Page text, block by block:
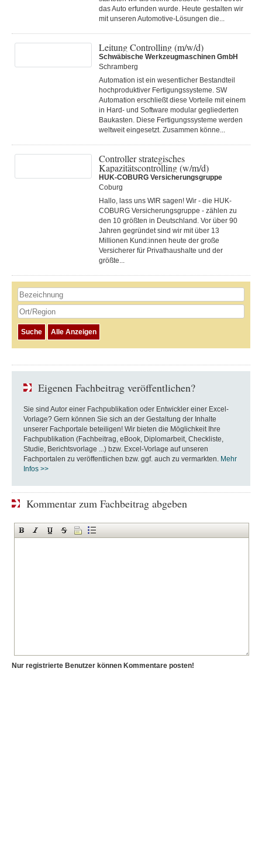
das Auto erfunden wurde. Heute gestalten wir
mit unseren Automotive-Lösungen die...
Leitung Controlling (m/w/d)
Schwäbische Werkzeugmaschinen GmbH
Schramberg
Automation ist ein wesentlicher Bestandteil
hochproduktiver Fertigungssysteme. SW
Automation erschließt diese Vorteile mit einem
in Hard- und Software modular gegliederten
Baukasten. Diese Fertigungs­systeme werden
weltweit eingesetzt. Zusammen könne...
Controller strategisches
Kapazitätscontrolling (w/m/d)
HUK-COBURG Versicherungsgruppe
Coburg
Hallo, lass uns WIR sagen! Wir - die HUK-
COBURG Versicherungsgruppe - zählen zu
den 10 größten in Deutschland. Vor über 90
Jahren gegründet sind wir mit über 13
Millionen Kund:innen heute der große
Versicherer für Privathaushalte und der
größte...
Eigenen Fachbeitrag veröffentlichen?
Sie sind Autor einer Fachpublikation oder Entwickler einer Excel-
Vorlage? Gern können Sie sich an der Gestaltung der Inhalte
unserer Fachportale beteiligen! Wir bieten die Möglichkeit Ihre
Fachpublikation (Fachbeitrag, eBook, Diplomarbeit, Checkliste,
Studie, Berichtsvorlage ...) bzw. Excel-Vorlage auf unseren
Fachportalen zu veröffentlichen bzw. ggf. auch zu vermarkten. Mehr
Infos >>
Kommentar zum Fachbeitrag abgeben
Nur registrierte Benutzer können Kommentare posten!